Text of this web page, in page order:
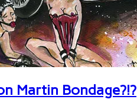
Martin Bondage?!?